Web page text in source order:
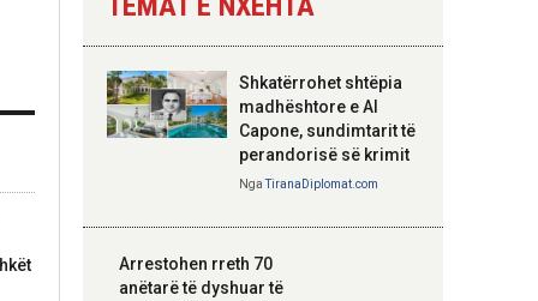
Hoxha takim me
zyrtarë të lartë të
DASH: Angazhim i
përbashkët për
strategjik
Shkatërrohet shtëpia
madhështore e Al
Capone, sundimtarit të
perandorisë së krimit
NgaTiranaDiplomat.com
Arrestohen rreth 70
anëtarë të dyshuar të